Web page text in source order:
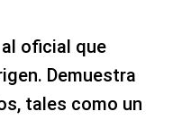
oficial que
Demuestra
tales como un